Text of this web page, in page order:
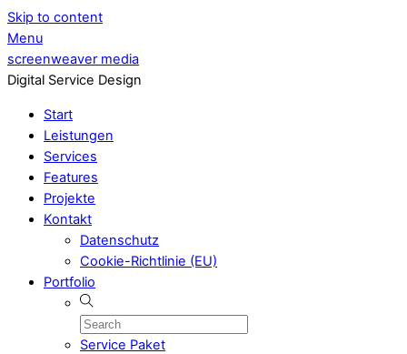
Skip to content
Menu
screenweaver media
Digital Service Design
Start
Leistungen
Services
Features
Projekte
Kontakt
Datenschutz
Cookie-Richtlinie (EU)
Portfolio
Service Paket